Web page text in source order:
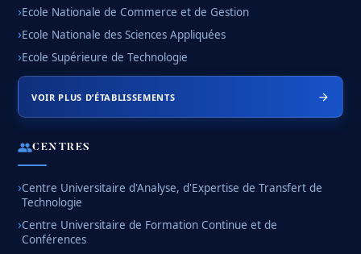
Ecole Nationale de Commerce et de Gestion
Ecole Nationale des Sciences Appliquées
Ecole Supérieure de Technologie
VOIR PLUS D’ÉTABLISSEMENTS
CENTRES
Centre Universitaire d'Analyse, d'Expertise de Transfert de
Technologie
Centre Universitaire de Formation Continue et de
Conférences